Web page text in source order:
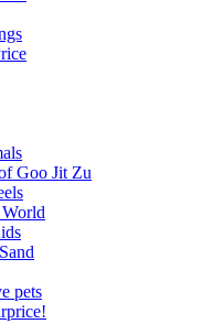
Goo Jit Zu
World
pets